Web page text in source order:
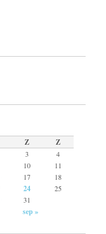
Z Z
3 4
10
11
17
18
24
25
31
sep »